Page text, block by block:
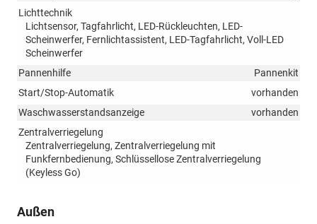
Lichttechnik
Lichtsensor, Tagfahrlicht, LED-Rückleuchten, LED-
Scheinwerfer, Fernlichtassistent, LED-Tagfahrlicht, Voll-LED
Scheinwerfer
Pannenhilfe
Pannenkit
Start/Stop-Automatik
vorhanden
Waschwasserstandsanzeige
vorhanden
Zentralverriegelung
Zentralverriegelung, Zentralverriegelung mit
Funkfernbedienung, Schlüssellose Zentralverriegelung
(Keyless Go)
Außen